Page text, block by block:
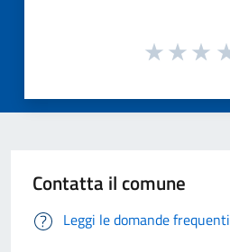
Contatta il comune
Leggi le domande frequenti